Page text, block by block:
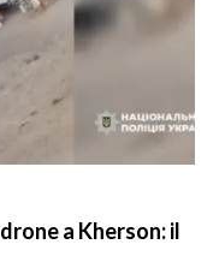
a Kherson: il